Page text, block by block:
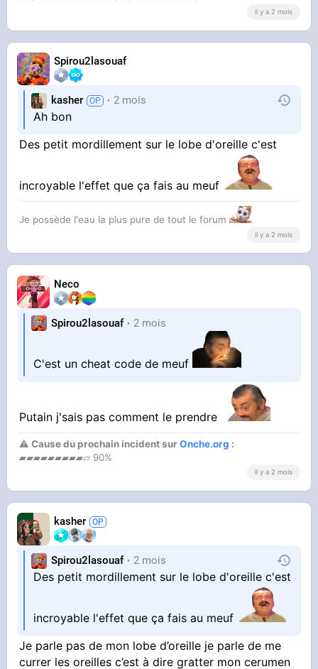
il y a 2 mois
Spirou2lasouaf
kasher 2 mois
Ah bon
Des petit mordillement sur le lobe d'oreille c'est
incroyable l'effet que ça fais au meuf
Je possède l'eau la plus pure de tout le forum
il y a 2 mois
Neco
Spirou2lasouaf 2 mois
C'est un cheat code de meuf
Putain j'sais pas comment le prendre
⚠ Cause du prochain incident surOnche.org :
▰▰▰▰▰▰▰▰▰▱ 90%
il y a 2 mois
kasher
Spirou2lasouaf 2 mois
Des petit mordillement sur le lobe d'oreille c'est
incroyable l'effet que ça fais au meuf
Je parle pas de mon lobe d’oreille je parle de me
currer les oreilles c’est à dire gratter mon cerumen